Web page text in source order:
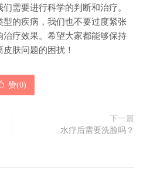
需要进行科学的判断和治疗。
的疾病，我们也不要过度紧张
疗效果。希望大家都能够保持
肤问题的困扰！
赞(0)
下一篇
水疗后需要洗脸吗？